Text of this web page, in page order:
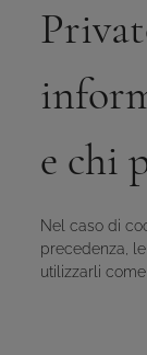
e chi
Nel caso di
precedenza,
utilizzarli